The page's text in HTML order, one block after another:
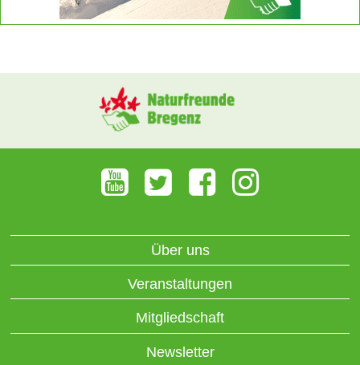
Über uns
Veranstaltungen
Mitgliedschaft
Newsletter